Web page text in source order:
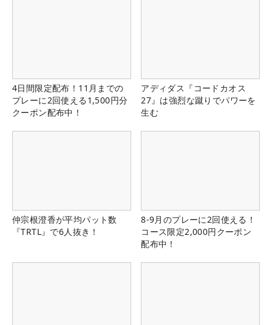
4日間限定配布！11月までの
プレーに2回使える1,500円分
クーポン配布中！
アディダス『コードカオス
27』は強烈な蹴りでパワーを
生む
仲宗根澄香が平均パット数
『TRTL』で6人抜き！
8-9月のプレーに2回使える！
コース限定2,000円クーポン
配布中！